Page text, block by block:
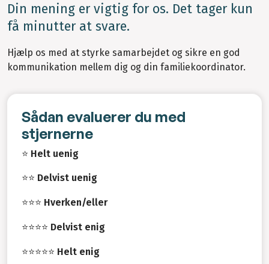
Din mening er vigtig for os. Det tager kun
få minutter at svare.
Hjælp os med at styrke samarbejdet og sikre en god
kommunikation mellem dig og din familiekoordinator.
Sådan evaluerer du med
stjernerne
⭐ Helt uenig
⭐⭐ Delvist uenig
⭐⭐⭐ Hverken/eller
⭐⭐⭐⭐ Delvist enig
⭐⭐⭐⭐⭐ Helt enig